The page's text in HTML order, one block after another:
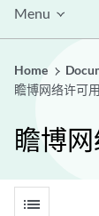
Menu
Home
瞻博网络许可
瞻博
list